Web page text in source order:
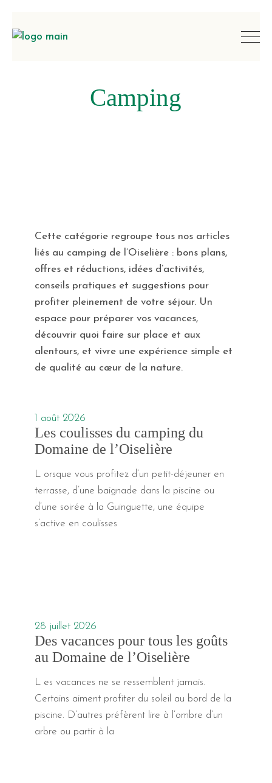
Camping
Cette catégorie regroupe tous nos articles
liés au camping de l’Oiselière : bons plans,
offres et réductions, idées d’activités,
conseils pratiques et suggestions pour
profiter pleinement de votre séjour. Un
espace pour préparer vos vacances,
découvrir quoi faire sur place et aux
alentours, et vivre une expérience simple et
de qualité au cœur de la nature.
1 août 2026
Les coulisses du camping du
Domaine de l’Oiselière
L orsque vous profitez d’un petit-déjeuner en
terrasse, d’une baignade dans la piscine ou
d’une soirée à la Guinguette, une équipe
s’active en coulisses
28 juillet 2026
Des vacances pour tous les goûts
au Domaine de l’Oiselière
L es vacances ne se ressemblent jamais.
Certains aiment profiter du soleil au bord de la
piscine. D’autres préfèrent lire à l’ombre d’un
arbre ou partir à la